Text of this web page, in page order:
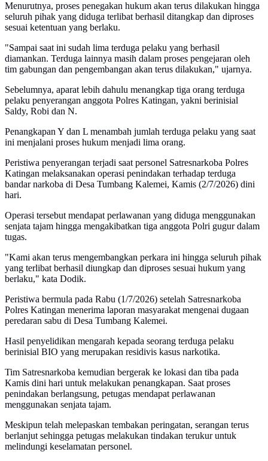
Menurutnya, proses penegakan hukum akan terus dilakukan hingga
seluruh pihak yang diduga terlibat berhasil ditangkap dan diproses
sesuai ketentuan yang berlaku.
"Sampai saat ini sudah lima terduga pelaku yang berhasil
diamankan. Terduga lainnya masih dalam proses pengejaran oleh
tim gabungan dan pengembangan akan terus dilakukan," ujarnya.
Sebelumnya, aparat lebih dahulu menangkap tiga orang terduga
pelaku penyerangan anggota Polres Katingan, yakni berinisial
Saldy, Robi dan N.
Penangkapan Y dan L menambah jumlah terduga pelaku yang saat
ini menjalani proses hukum menjadi lima orang.
Peristiwa penyerangan terjadi saat personel Satresnarkoba Polres
Katingan melaksanakan operasi penindakan terhadap terduga
bandar narkoba di Desa Tumbang Kalemei, Kamis (2/7/2026) dini
hari.
Operasi tersebut mendapat perlawanan yang diduga menggunakan
senjata tajam hingga mengakibatkan tiga anggota Polri gugur dalam
tugas.
"Kami akan terus mengembangkan perkara ini hingga seluruh pihak
yang terlibat berhasil diungkap dan diproses sesuai hukum yang
berlaku," kata Dodik.
Peristiwa bermula pada Rabu (1/7/2026) setelah Satresnarkoba
Polres Katingan menerima laporan masyarakat mengenai dugaan
peredaran sabu di Desa Tumbang Kalemei.
Hasil penyelidikan mengarah kepada seorang terduga pelaku
berinisial BIO yang merupakan residivis kasus narkotika.
Tim Satresnarkoba kemudian bergerak ke lokasi dan tiba pada
Kamis dini hari untuk melakukan penangkapan. Saat proses
penindakan berlangsung, petugas mendapat perlawanan
menggunakan senjata tajam.
Meskipun telah melepaskan tembakan peringatan, serangan terus
berlanjut sehingga petugas melakukan tindakan terukur untuk
melindungi keselamatan personel.